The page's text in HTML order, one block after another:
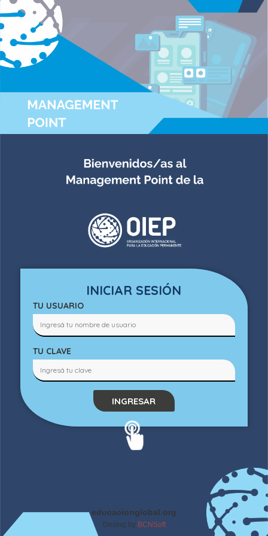
INICIAR SESIÓN
TU USUARIO
TU CLAVE
INGRESAR
educacionglobal.org
Desing by BCNSoft